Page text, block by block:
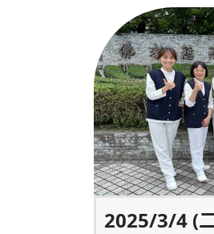
2025/3/4 (